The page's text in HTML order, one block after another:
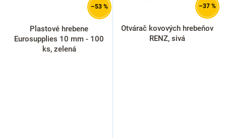
–53 %
Plastové hrebene
Eurosupplies 10 mm - 100
ks, zelená
–37 %
Otvárač kovových hrebeňov
RENZ, sivá